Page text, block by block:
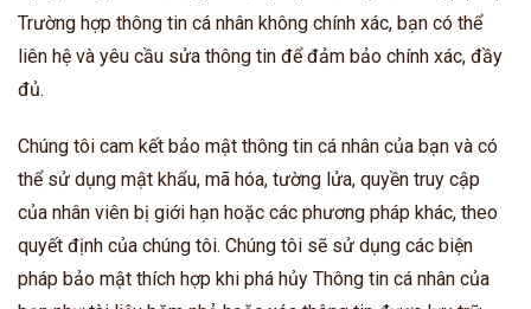
Trường hợp thông tin cá nhân không chính xác, bạn có thể
liên hệ và yêu cầu sửa thông tin để đảm bảo chính xác, đầy
đủ.
Chúng tôi cam kết bảo mật thông tin cá nhân của bạn và có
thể sử dụng mật khẩu, mã hóa, tường lửa, quyền truy cập
của nhân viên bị giới hạn hoặc các phương pháp khác, theo
quyết định của chúng tôi. Chúng tôi sẽ sử dụng các biện
pháp bảo mật thích hợp khi phá hủy Thông tin cá nhân của